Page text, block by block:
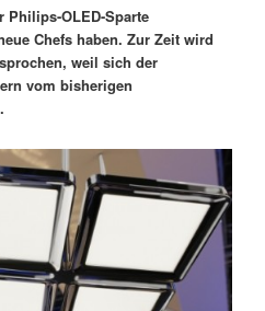
Philips-OLED-Sparte
Chefs haben. Zur Zeit wird
weil sich der
vom bisherigen